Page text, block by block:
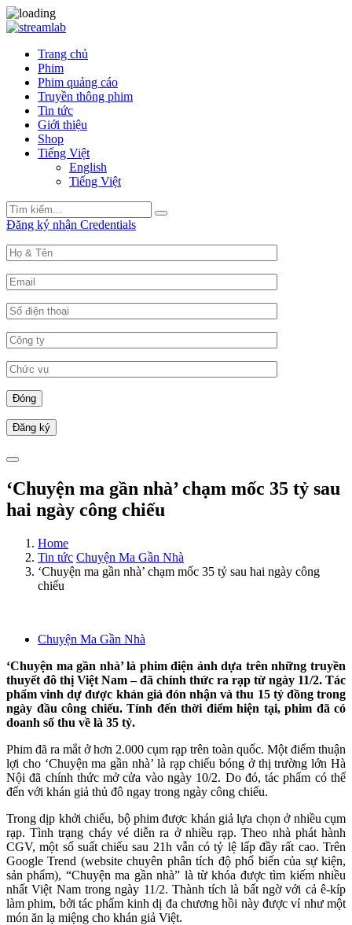
Trang chủ
Phim
Phim quảng cáo
Truyền thông phim
Tin tức
Giới thiệu
Shop
Tiếng Việt
English
Tiếng Việt
Search
for:
Search
Đăng ký nhận Credentials
Đóng
‘Chuyện ma gần nhà’ chạm mốc 35 tỷ sau
hai ngày công chiếu
Home
Tin tức Chuyện Ma Gần Nhà
‘Chuyện ma gần nhà’ chạm mốc 35 tỷ sau hai ngày công
chiếu
Chuyện Ma Gần Nhà
‘Chuyện ma gần nhà’ là phim điện ảnh dựa trên những truyền
thuyết đô thị Việt Nam – đã chính thức ra rạp từ ngày 11/2. Tác
phẩm vinh dự được khán giả đón nhận và thu 15 tỷ đồng trong
ngày đầu công chiếu. Tính đến thời điểm hiện tại, phim đã có
doanh số thu về là 35 tỷ.
Phim đã ra mắt ở hơn 2.000 cụm rạp trên toàn quốc. Một điểm thuận
lợi cho ‘Chuyện ma gần nhà’ là rạp chiếu bóng ở thị trường lớn Hà
Nội đã chính thức mở cửa vào ngày 10/2. Do đó, tác phẩm có thể
đến với khán giả thủ đô ngay trong ngày công chiếu.
Trong dịp khởi chiếu, bộ phim được khán giả lựa chọn ở nhiều cụm
rạp. Tình trạng cháy vé diễn ra ở nhiều rạp. Theo nhà phát hành
CGV, một số suất chiếu sau 21h vẫn có tỷ lệ lấp đầy rất cao. Trên
Google Trend (website chuyên phân tích độ phổ biến của sự kiện,
sản phẩm), “Chuyện ma gần nhà” là từ khóa được tìm kiếm nhiều
nhất Việt Nam trong ngày 11/2. Thành tích là bất ngờ với cả ê-kíp
làm phim, bởi tác phẩm kinh dị đa chương hồi này được ví như một
món ăn lạ miệng cho khán giả Việt.